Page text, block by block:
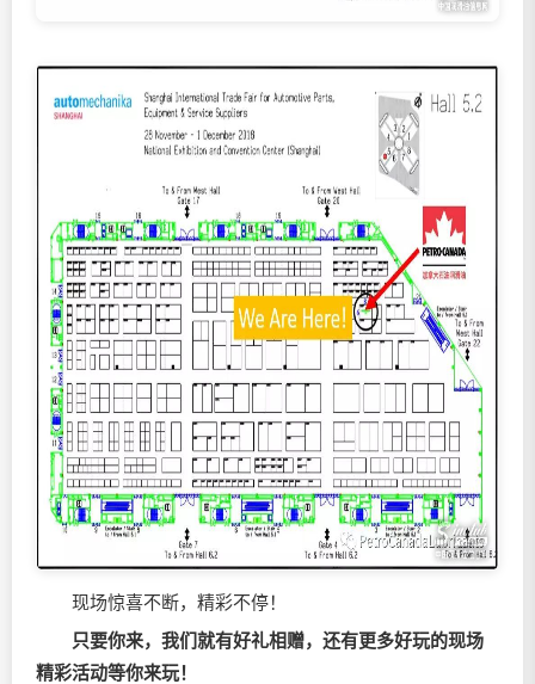
现场惊喜不断，精彩不停！
只要你来，我们就有好礼相赠，还有更多好玩的现场
精彩活动等你来玩！